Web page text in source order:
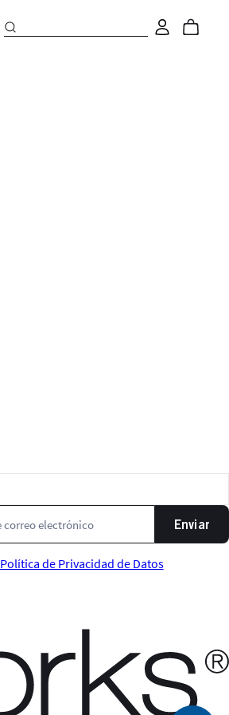
Enviar
Política de Privacidad de Datos